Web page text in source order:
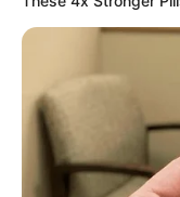
(STF) ter considerado
sindicatos — que, na
sindicato de Sorocaba
12% sobre os salários
A informação foi
vereador de Porto